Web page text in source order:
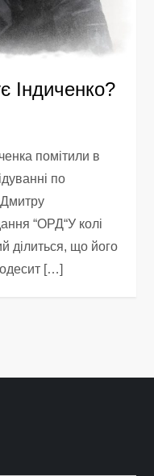
Індиченко?
помітили в
по
Дмитру
“ОРД“У колі
ділиться, що його
одесит […]